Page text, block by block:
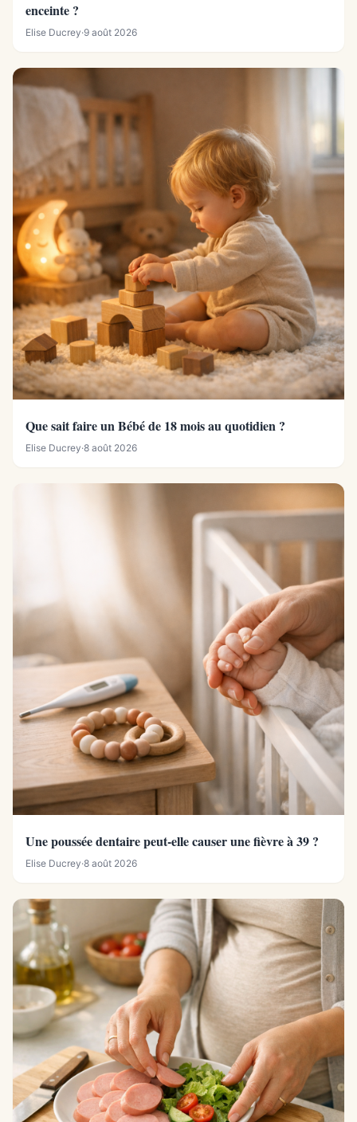
enceinte ?
Elise Ducrey·9 août 2026
Que sait faire un Bébé de 18 mois au quotidien ?
Elise Ducrey·8 août 2026
Une poussée dentaire peut-elle causer une fièvre à 39 ?
Elise Ducrey·8 août 2026